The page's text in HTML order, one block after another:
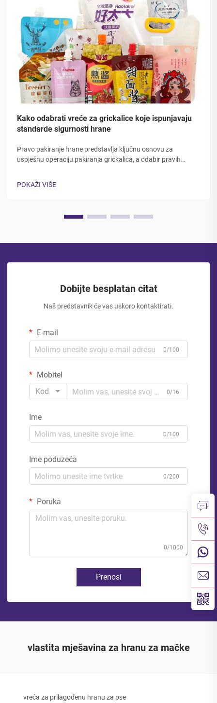
Kako odabrati vreće za grickalice koje ispunjavaju
standarde sigurnosti hrane
Pravo pakiranje hrane predstavlja ključnu osnovu za
uspješnu operaciju pakiranja grickalica, a odabir pravih
regulatornih standarda, svojstava materijala i najboljih praksi
POKAŽI VIŠE
Dobijte besplatan citat
Naš predstavnik će vas uskoro kontaktirati.
E-mail
0/100
Mobitel
Kod
0/16
Ime
0/100
Ime poduzeća
0/200
Poruka
0/1000
Prenosi
vlastita mješavina za hranu za mačke
vreća za prilagođenu hranu za pse